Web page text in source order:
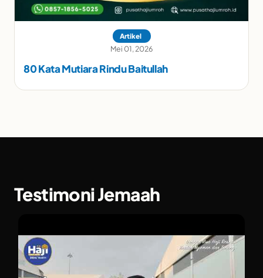
Artikel
Mei 01, 2026
80 Kata Mutiara Rindu Baitullah
Testimoni Jemaah